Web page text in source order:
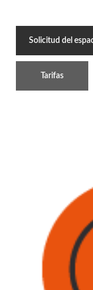
Solicitud del
Tarifas